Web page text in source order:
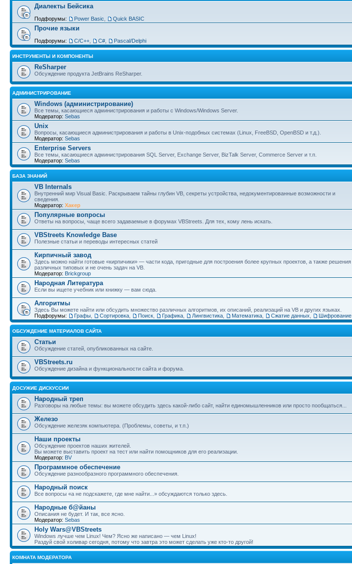
Диалекты Бейсика
Подфорумы: Power Basic Quick BASIC
Прочие языки
Подфорумы: С/С++ C# Pascal/Delphi
ИНСТРУМЕНТЫ И КОМПОНЕНТЫ
ReSharper
Обсуждение продукта JetBrains ReSharper.
АДМИНИСТРИРОВАНИЕ
Windows (администрирование)
Все темы, касающиеся администрирования и работы с Windows/Windows Server.
Модератор: Sebas
Unix
Вопросы, касающиеся администрирования и работы в Unix-подобных системах (Linux, FreeBSD, OpenBSD и т.д.).
Модератор: Sebas
Enterprise Servers
Все темы, касающиеся администрирования SQL Server, Exchange Server, BizTalk Server, Commerce Server и т.п.
Модератор: Sebas
БАЗА ЗНАНИЙ
VB Internals
Внутренний мир Visual Basic. Раскрываем тайны глубин VB, секреты устройства, недокументированные возможности и
сведения.
Модератор: Хакер
Популярные вопросы
Ответы на вопросы, чаще всего задаваемые в форумах VBStreets. Для тех, кому лень искать.
VBStreets Knowledge Base
Полезные статьи и переводы интересных статей
Кирпичный завод
Здесь можно найти готовые «кирпичики» — части кода, пригодные для построения более крупных проектов, а также решения
различных типовых и не очень задач на VB.
Модератор: Brickgroup
Народная Литература
Если вы ищете учебник или книжку — вам сюда.
Алгоритмы
Здесь Вы можете найти или обсудить множество различных алгоритмов, их описаний, реализаций на VB и других языках.
Подфорумы:
Графы Сортировка Поиск Графика Лингвистика Математика Сжатие данных Шифрование
ОБСУЖДЕНИЕ МАТЕРИАЛОВ САЙТА
Статьи
Обсуждение статей, опубликованных на сайте.
VBStreets.ru
Обсуждение дизайна и функциональности сайта и форума.
ДОСУЖИЕ ДИСКУССИИ
Народный треп
Разговоры на любые темы: вы можете обсудить здесь какой-либо сайт, найти единомышленников или просто пообщаться...
Железо
Обсуждение железяк компьютера. (Проблемы, советы, и т.п.)
Наши проекты
Обсуждение проектов наших жителей.
Вы можете выставить проект на тест или найти помощников для его реализации.
Модератор: BV
Программное обеспечение
Обсуждение разнообразного программного обеспечения.
Народный поиск
Все вопросы «а не подскажете, где мне найти...» обсуждаются только здесь.
Народные б@йаны
Описания не будет. И так, все ясно.
Модератор: Sebas
Holy Wars@VBStreets
Windows лучше чем Linux! Чем? Ясно же написано — чем Linux!
Раздуй свой холивар сегодня, потому что завтра это может сделать уже кто-то другой!
КОМНАТА МОДЕРАТОРА